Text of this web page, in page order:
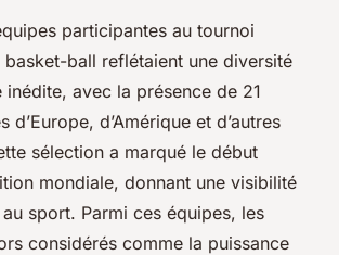
participantes au tournoi
ball reflétaient une diversité
avec la présence de 21
d’Europe, d’Amérique et d’autres
sélection a marqué le début
mondiale, donnant une visibilité
sport. Parmi ces équipes, les
considérés comme la puissance